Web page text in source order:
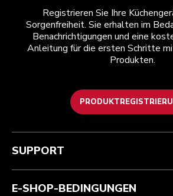
Registrieren Sie Ihre
Sorgenfreiheit. Sie erhalten im
Benachrichtigungen und eine
Anleitung für die ersten Schritte
Produkten.
Kundenservice
Garantie und Dokumente
Kontaktieren Sie uns.
Teilnahmebedingungen
Rückgaben und Erstattungen
Impressum
ODR
Die Marke
Händlersuche
SUPPORT
E-SHOP-BEDINGUNGEN